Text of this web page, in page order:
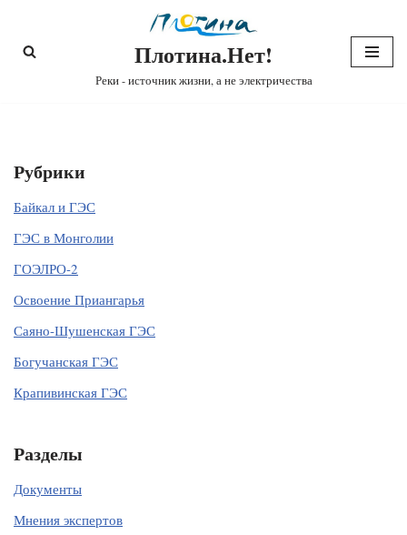
Перейти
Плотина.Нет!
Реки - источник жизни, а не электричества
Рубрики
Байкал и ГЭС
ГЭС в Монголии
ГОЭЛРО-2
Освоение Приангарья
Саяно-Шушенская ГЭС
Богучанская ГЭС
Крапивинская ГЭС
Разделы
Документы
Мнения экспертов